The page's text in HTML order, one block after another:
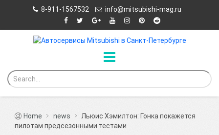
8-911-1567532 info@mitsubishi-mag.ru
Home news
Льюис Хэмилтон: Гонка покажется
пилотам предсезонными тестами